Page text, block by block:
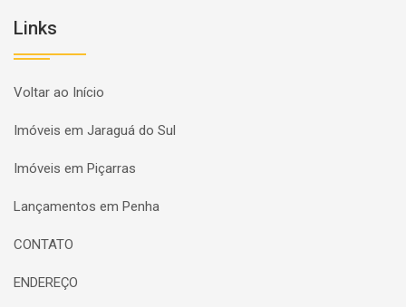
Links
Voltar ao Início
Imóveis em Jaraguá do Sul
Imóveis em Piçarras
Lançamentos em Penha
CONTATO
ENDEREÇO